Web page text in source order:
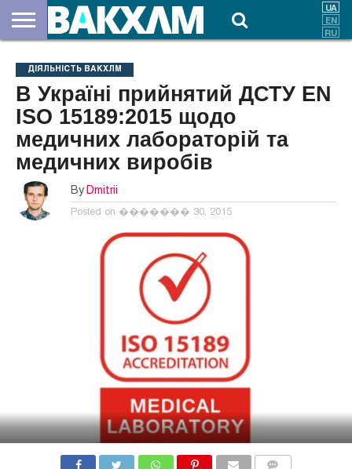
НАС
ВНЕСКИ
ДОКУМЕНТИ
НОВИНИ
КОНТАКТИ
ДІЯЛЬНІСТЬ ВАКХЛМ
В Україні прийнятий ДСТУ EN
ISO 15189:2015 щодо
медичних лабораторій та
медичних виробів
By Dmitrii
Posted on ������� 30, 2015